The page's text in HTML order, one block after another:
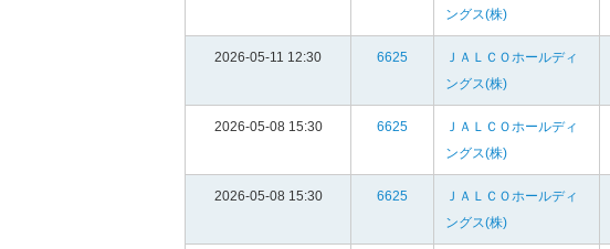
ングス(株)
2026-05-11 12:30 6625
ＪＡＬＣＯホールディ
ングス(株)
2026-05-08 15:30 6625
ＪＡＬＣＯホールディ
ングス(株)
2026-05-08 15:30 6625
ＪＡＬＣＯホールディ
ングス(株)